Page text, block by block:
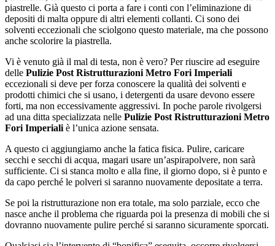
piastrelle. Già questo ci porta a fare i conti con l’eliminazione di
depositi di malta oppure di altri elementi collanti. Ci sono dei
solventi eccezionali che sciolgono questo materiale, ma che possono
anche scolorire la piastrella.
Vi è venuto già il mal di testa, non è vero? Per riuscire ad eseguire
delle Pulizie Post Ristrutturazioni Metro Fori Imperiali
eccezionali si deve per forza conoscere la qualità dei solventi e
prodotti chimici che si usano, i detergenti da usare devono essere
forti, ma non eccessivamente aggressivi. In poche parole rivolgersi
ad una ditta specializzata nelle Pulizie Post Ristrutturazioni Metro
Fori Imperiali è l’unica azione sensata.
A questo ci aggiungiamo anche la fatica fisica. Pulire, caricare
secchi e secchi di acqua, magari usare un’aspirapolvere, non sarà
sufficiente. Ci si stanca molto e alla fine, il giorno dopo, si è punto e
da capo perché le polveri si saranno nuovamente depositate a terra.
Se poi la ristrutturazione non era totale, ma solo parziale, ecco che
nasce anche il problema che riguarda poi la presenza di mobili che si
dovranno nuovamente pulire perché si saranno sicuramente sporcati.